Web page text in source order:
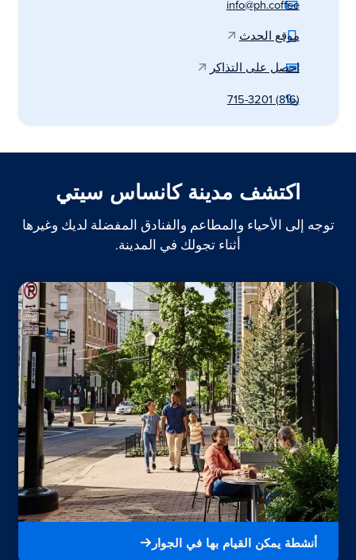
info@ph.coffee
موقع الحدث
احصل على التذاكر
(816) 715-3201
اكتشف مدينة كانساس سيتي
توجه إلى الأحياء والمطاعم والفنادق المفضلة لديك وغيرها
أثناء تجولك في المدينة.
أنشطة يمكن القيام بها في الجوار